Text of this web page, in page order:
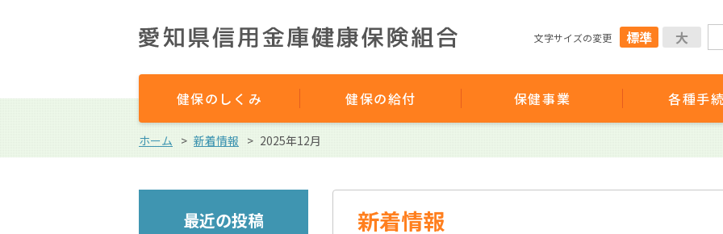
文字サイズの変更 標準 大
健保のしくみ 健保の給付 保健事業 各種手
ホーム 新着情報 2025年12月
新着情報
最近の投稿